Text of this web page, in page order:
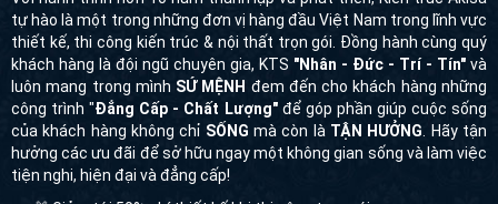
khách hàng là đội ngũ chuyên gia, KTS"Nhân - Đức - Trí - Tín"và
luôn mang trong mìnhSỨ MỆNHđem đến cho khách hàng những
công trình "Đẳng Cấp - Chất Lượng"để góp phần giúp cuộc sống
của khách hàng không chỉ SỐNG mà còn làTẬN HƯỞNG. Hãy tận
hưởng các ưu đãi để sở hữu ngay một không gian sống và làm việc
tiện nghi, hiện đại và đẳng cấp!
🎁 Giảm tới 50% phí thiết kế khi thi công trọn gói
🎁 Miễn phí khảo sát hiện trạng đất/nhà (trực tiếp tận nơi